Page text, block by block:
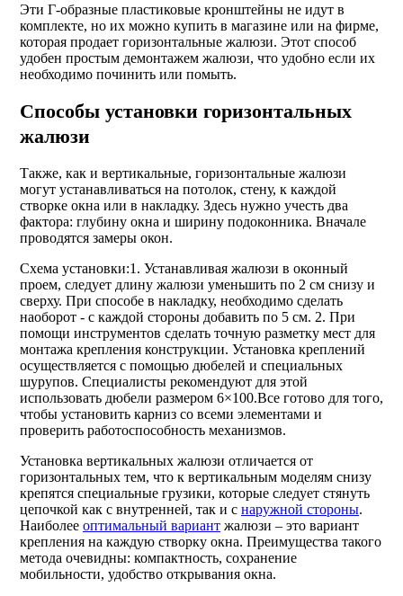
Эти Г-образные пластиковые кронштейны не идут в
комплекте, но их можно купить в магазине или на фирме,
которая продает горизонтальные жалюзи. Этот способ
удобен простым демонтажем жалюзи, что удобно если их
необходимо починить или помыть.
Способы установки горизонтальных
жалюзи
Также, как и вертикальные, горизонтальные жалюзи
могут устанавливаться на потолок, стену, к каждой
створке окна или в накладку. Здесь нужно учесть два
фактора: глубину окна и ширину подоконника. Вначале
проводятся замеры окон.
Схема установки:1. Устанавливая жалюзи в оконный
проем, следует длину жалюзи уменьшить по 2 см снизу и
сверху. При способе в накладку, необходимо сделать
наоборот - с каждой стороны добавить по 5 см. 2. При
помощи инструментов сделать точную разметку мест для
монтажа крепления конструкции. Установка креплений
осуществляется с помощью дюбелей и специальных
шурупов. Специалисты рекомендуют для этой
использовать дюбели размером 6×100.Все готово для того,
чтобы установить карниз со всеми элементами и
проверить работоспособность механизмов.
Установка вертикальных жалюзи отличается от
горизонтальных тем, что к вертикальным моделям снизу
крепятся специальные грузики, которые следует стянуть
цепочкой как с внутренней, так и с наружной стороны.
Наиболее оптимальный вариант жалюзи – это вариант
крепления на каждую створку окна. Преимущества такого
метода очевидны: компактность, сохранение
мобильности, удобство открывания окна.